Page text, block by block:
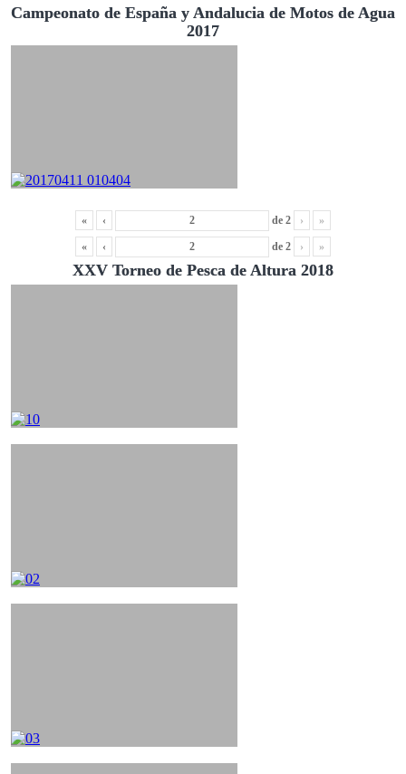
Campeonato de España y Andalucia de Motos de Agua
2017
« ‹ de 2 › »
« ‹ de 2 › »
XXV Torneo de Pesca de Altura 2018